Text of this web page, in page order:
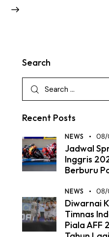
Search
Recent Posts
NEWS 08/
Jadwal
Inggris
Berburu
NEWS 08/
Diwarnai
Timnas
Piala AFF